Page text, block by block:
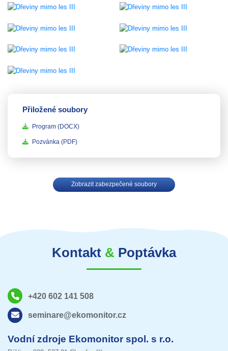
Přiložené soubory
Program(DOCX)
Pozvánka(PDF)
Zobrazit zabezpečené soubory
Kontakt & Poptávka
+420 602 141 508
seminare@ekomonitor.cz
Vodní zdroje Ekomonitor spol. s r.o.